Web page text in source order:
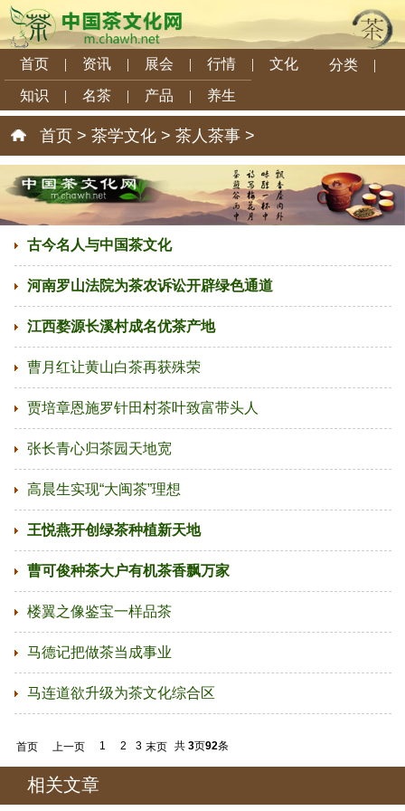
首页 | 资讯 | 展会 | 行情 | 文化 分类
|
知识
| 名茶 | 产品 | 养生
首页 > 茶学文化 > 茶人茶事 >
古今名人与中国茶文化
河南罗山法院为茶农诉讼开辟绿色通道
江西婺源长溪村成名优茶产地
曹月红让黄山白茶再获殊荣
贾培章恩施罗针田村茶叶致富带头人
张长青心归茶园天地宽
高晨生实现“大闽茶”理想
王悦燕开创绿茶种植新天地
曹可俊种茶大户有机茶香飘万家
楼翼之像鉴宝一样品茶
马德记把做茶当成事业
马连道欲升级为茶文化综合区
首页 上一页 1 2 3 末页 共 3页92条
相关文章